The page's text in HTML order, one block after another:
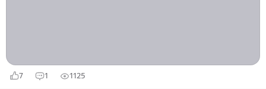
7 1 1125